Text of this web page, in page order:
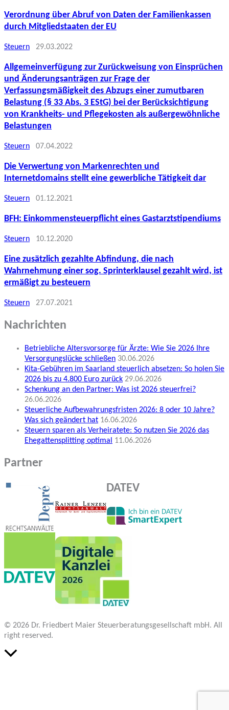
Verordnung über Abruf von Daten der Familienkassen
durch Mitgliedstaaten der EU
Steuern 29.03.2022
Allgemeinverfügung zur Zurückweisung von Einsprüchen
und Änderungsanträgen zur Frage der
Verfassungsmäßigkeit des Abzugs einer zumutbaren
Belastung (§ 33 Abs. 3 EStG) bei der Berücksichtigung
von Krankheits- und Pflegekosten als außergewöhnliche
Belastungen
Steuern 07.04.2022
Die Verwertung von Markenrechten und
Internetdomains stellt eine gewerbliche Tätigkeit dar
Steuern 01.12.2021
BFH: Einkommensteuerpflicht eines Gastarztstipendiums
Steuern 10.12.2020
Eine zusätzlich gezahlte Abfindung, die nach
Wahrnehmung einer sog. Sprinterklausel gezahlt wird, ist
ermäßigt zu besteuern
Steuern 27.07.2021
Nachrichten
Betriebliche Altersvorsorge für Ärzte: Wie Sie 2026 Ihre
Versorgungslücke schließen 30.06.2026
Kita-Gebühren im Saarland steuerlich absetzen: So holen Sie
2026 bis zu 4.800 Euro zurück 29.06.2026
Schenkung an den Partner: Was ist 2026 steuerfrei?
26.06.2026
Steuerliche Aufbewahrungsfristen 2026: 8 oder 10 Jahre?
Was sich geändert hat 16.06.2026
Steuern sparen als Verheiratete: So nutzen Sie 2026 das
Ehegattensplitting optimal 11.06.2026
Partner
DATEV
© 2026 Dr. Friedbert Maier Steuerberatungsgesellschaft mbH. All
right reserved.